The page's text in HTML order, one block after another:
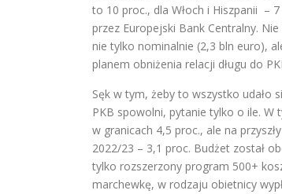
to 10 proc., dla Włoch i Hiszpanii –
przez Europejski Bank Centralny.
nie tylko nominalnie (2,3 bln euro),
planem obniżenia relacji długu do
Sęk w tym, żeby to wszystko udało
PKB spowolni, pytanie tylko o ile.
w granicach 4,5 proc., ale na
2022/23 – 3,1 proc. Budżet został
tylko rozszerzony program 500+
marchewkę, w rodzaju obietnicy